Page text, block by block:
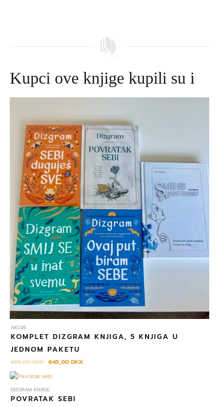
Kupci ove knjige kupili su i
AKCIJE
KOMPLET DIZGRAM KNJIGA, 5 KNJIGA U
JEDNOM PAKETU
695,00DKK
Izvorna
je:
695,00 DKK.
645,00DKK
Trenutna
645,00 DKK.
DIZGRAM KNJIGE
POVRATAK SEBI